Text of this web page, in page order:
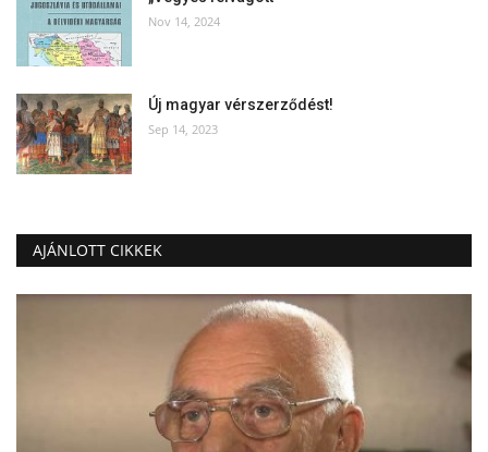
Nov 14, 2024
Új magyar vérszerződést!
Sep 14, 2023
AJÁNLOTT CIKKEK